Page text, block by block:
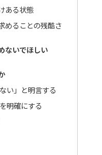
ある状態
めることの残酷さ
ないでほしい
い」と明言する
明確にする